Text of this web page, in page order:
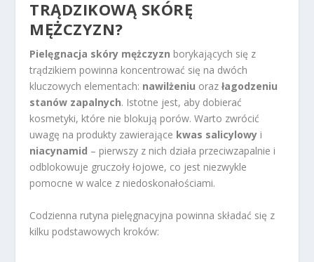
TRĄDZIKOWĄ SKÓRĘ
MĘŻCZYZN?
Pielęgnacja skóry mężczyzn borykających się z
trądzikiem powinna koncentrować się na dwóch
kluczowych elementach: nawilżeniu orazłagodzeniu
stanów zapalnych. Istotne jest, aby dobierać
kosmetyki, które nie blokują porów. Warto zwrócić
uwagę na produkty zawierające kwas salicylowy i
niacynamid – pierwszy z nich działa przeciwzapalnie i
odblokowuje gruczoły łojowe, co jest niezwykle
pomocne w walce z niedoskonałościami.
Codzienna rutyna pielęgnacyjna powinna składać się z
kilku podstawowych kroków: